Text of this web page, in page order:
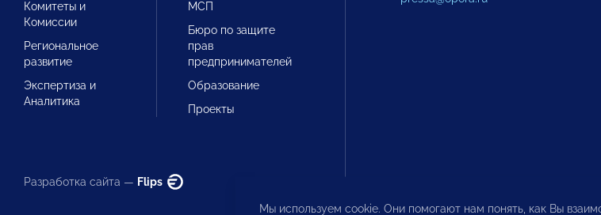
Комитеты и
Комиссии
Региональное
развитие
Экспертиза и
Аналитика
МСП
Бюро по защите
прав
предпринимателей
Образование
Проекты
Разработка сайта — Flips
Мы используем cookie. Они помогают нам понять, как Вы